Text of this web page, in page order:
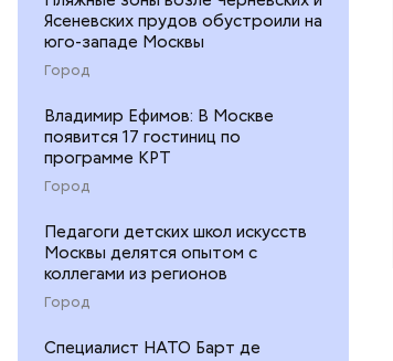
Ясеневских прудов обустроили на
юго-западе Москвы
Город
Владимир Ефимов: В Москве
появится 17 гостиниц по
программе КРТ
Город
Педагоги детских школ искусств
Москвы делятся опытом с
коллегами из регионов
Город
Cпециалист НАТО Барт де